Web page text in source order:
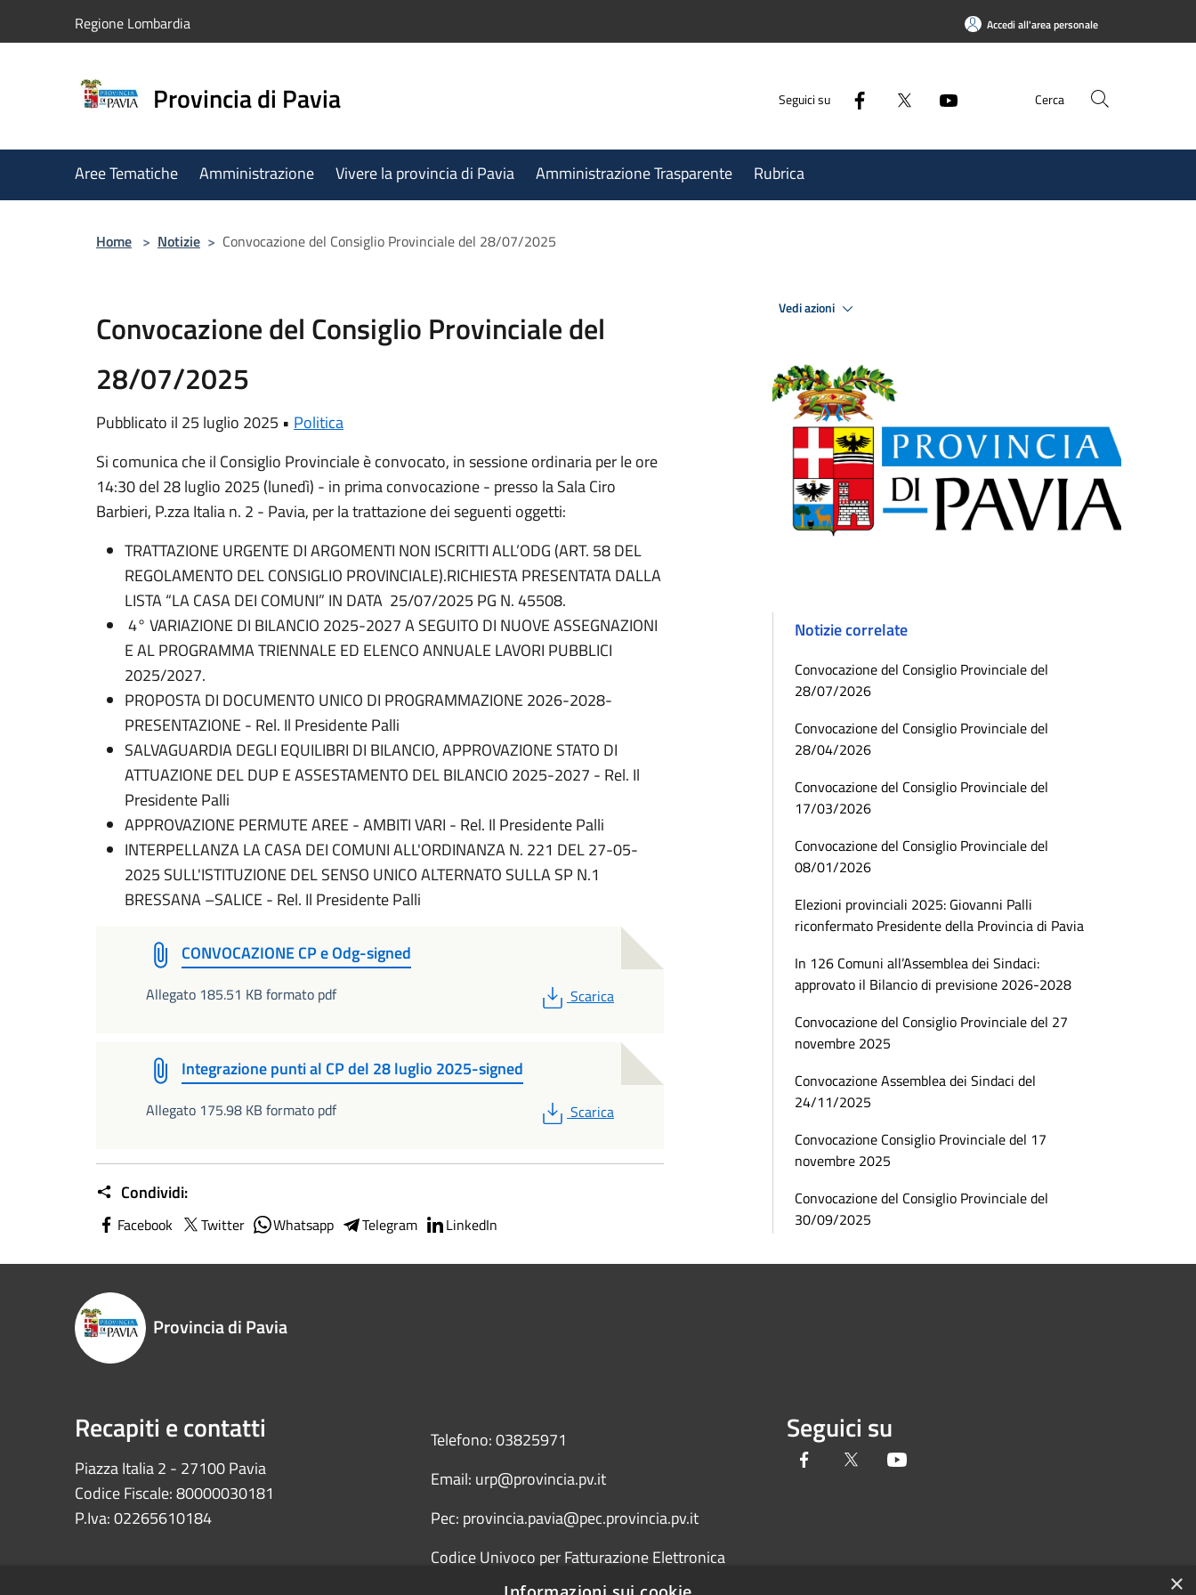
Regione Lombardia Accedi all'area personale
Provincia di Pavia Seguici su Cerca
Aree Tematiche Amministrazione Vivere la provincia di Pavia Amministrazione Trasparente Rubrica
Home > Notizie > Convocazione del Consiglio Provinciale del 28/07/2025
Convocazione del Consiglio Provinciale del
28/07/2025
Pubblicato il 25 luglio 2025 • Politica
Si comunica che il Consiglio Provinciale è convocato, in sessione ordinaria per le ore
14:30 del 28 luglio 2025 (lunedì) - in prima convocazione - presso la Sala Ciro
Barbieri, P.zza Italia n. 2 - Pavia, per la trattazione dei seguenti oggetti:
TRATTAZIONE URGENTE DI ARGOMENTI NON ISCRITTI ALL’ODG (ART. 58 DEL
REGOLAMENTO DEL CONSIGLIO PROVINCIALE).RICHIESTA PRESENTATA DALLA
LISTA “LA CASA DEI COMUNI” IN DATA 25/07/2025 PG N. 45508.
4° VARIAZIONE DI BILANCIO 2025-2027 A SEGUITO DI NUOVE ASSEGNAZIONI
E AL PROGRAMMA TRIENNALE ED ELENCO ANNUALE LAVORI PUBBLICI
2025/2027.
PROPOSTA DI DOCUMENTO UNICO DI PROGRAMMAZIONE 2026-2028-
PRESENTAZIONE - Rel. Il Presidente Palli
SALVAGUARDIA DEGLI EQUILIBRI DI BILANCIO, APPROVAZIONE STATO DI
ATTUAZIONE DEL DUP E ASSESTAMENTO DEL BILANCIO 2025-2027 - Rel. Il
Presidente Palli
APPROVAZIONE PERMUTE AREE - AMBITI VARI - Rel. Il Presidente Palli
INTERPELLANZA LA CASA DEI COMUNI ALL'ORDINANZA N. 221 DEL 27-05-
2025 SULL'ISTITUZIONE DEL SENSO UNICO ALTERNATO SULLA SP N.1
BRESSANA –SALICE - Rel. Il Presidente Palli
CONVOCAZIONE CP e Odg-signed
Allegato 185.51 KB formato pdf PDF
Scarica
Integrazione punti al CP del 28 luglio 2025-signed
Allegato 175.98 KB formato pdf PDF
Scarica
Condividi:
Facebook Twitter Whatsapp Telegram LinkedIn
Vedi azioni
Notizie correlate
Convocazione del Consiglio Provinciale del
28/07/2026
Convocazione del Consiglio Provinciale del
28/04/2026
Convocazione del Consiglio Provinciale del
17/03/2026
Convocazione del Consiglio Provinciale del
08/01/2026
Elezioni provinciali 2025: Giovanni Palli
riconfermato Presidente della Provincia di Pavia
In 126 Comuni all’Assemblea dei Sindaci:
approvato il Bilancio di previsione 2026-2028
Convocazione del Consiglio Provinciale del 27
novembre 2025
Convocazione Assemblea dei Sindaci del
24/11/2025
Convocazione Consiglio Provinciale del 17
novembre 2025
Convocazione del Consiglio Provinciale del
30/09/2025
Provincia di Pavia
Recapiti e contatti
Piazza Italia 2 - 27100 Pavia
Codice Fiscale: 80000030181
P.Iva: 02265610184
Telefono: 03825971
Email: urp@provincia.pv.it
Pec: provincia.pavia@pec.provincia.pv.it
Codice Univoco per Fatturazione Elettronica
(Fattura PA) UFYCZU
Seguici su
Facebook Twitter
×